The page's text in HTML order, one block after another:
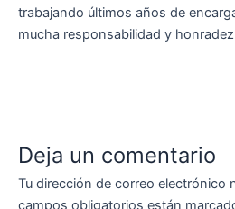
trabajando últimos años de
mucha responsabilidad y honradez
Deja un comentario
Tu dirección de correo electrónico
campos obligatorios están